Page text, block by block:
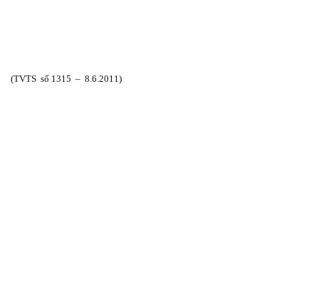
(TVTS số 1315 – 8.6.2011)